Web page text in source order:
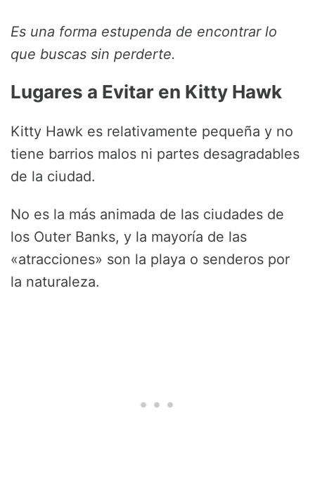
Es una forma estupenda de encontrar lo
que buscas sin perderte.
Lugares a Evitar en Kitty Hawk
Kitty Hawk es relativamente pequeña y no
tiene barrios malos ni partes desagradables
de la ciudad.
No es la más animada de las ciudades de
los Outer Banks, y la mayoría de las
«atracciones» son la playa o senderos por
la naturaleza.